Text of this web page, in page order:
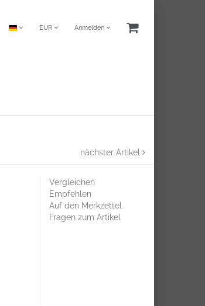
EUR Anmelden
nächster Artikel
Vergleichen
Empfehlen
Auf den Merkzettel
Fragen zum Artikel